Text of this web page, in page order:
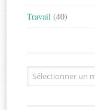
Travail (40)
Archives